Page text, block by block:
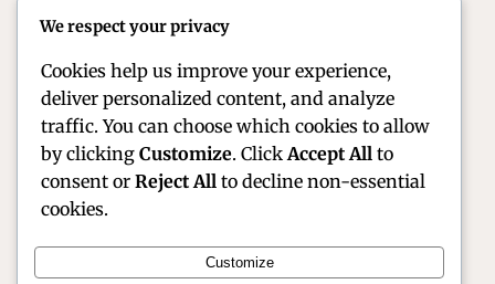
karena itu, sistem komunikasi radio
We respect your privacy
Cookies help us improve your experience,
deliver personalized content, and analyze
traffic. You can choose which cookies to allow
by clicking Customize. Click Accept All to
consent or Reject All to decline non-essential
cookies.
Customize